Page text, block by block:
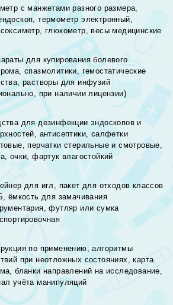
с манжетами разного размера,
термометр электронный,
глюкометр, весы медицинские
для купирования болевого
спазмолитики, гемостатические
растворы для инфузий
при наличии лицензии)
для дезинфекции эндоскопов и
антисептики, салфетки
перчатки стерильные и смотровые,
очки, фартук влагостойкий
для игл, пакет для отходов классов
ёмкость для замачивания
футляр или сумка
по применению, алгоритмы
при неотложных состояниях, карта
бланки направлений на исследование,
учёта манипуляций